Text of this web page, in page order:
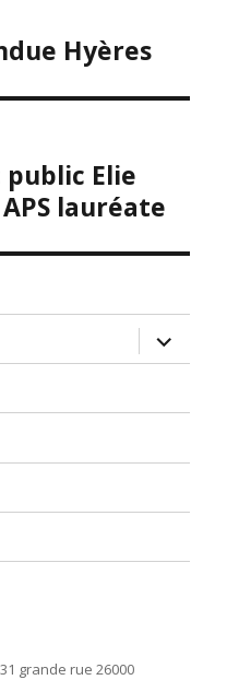
Hyères
Elie
lauréate
ouvrir
le
sous-
grande rue 26000